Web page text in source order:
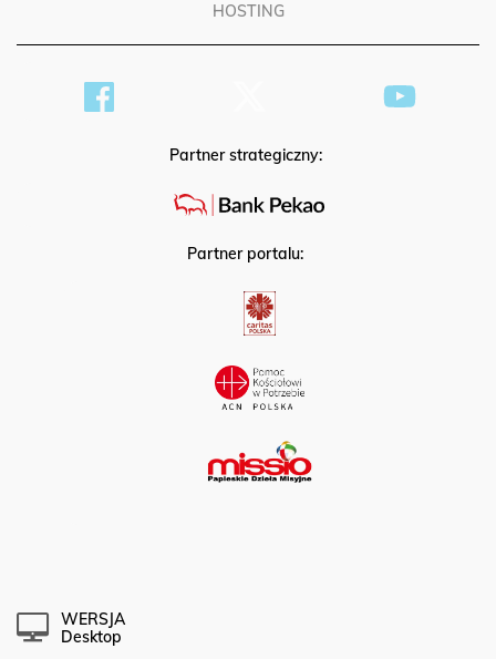
HOSTING
Partner strategiczny:
Partner portalu:
WERSJA
Desktop